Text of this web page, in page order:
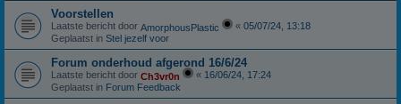
Voorstellen
Laatste bericht door AmorphousPlastic « 05/07/24, 13:18
Geplaatst in Stel jezelf voor
Forum onderhoud afgerond 16/6/24
Laatste bericht door Ch3vr0n « 16/06/24, 17:24
Geplaatst in Forum Feedback